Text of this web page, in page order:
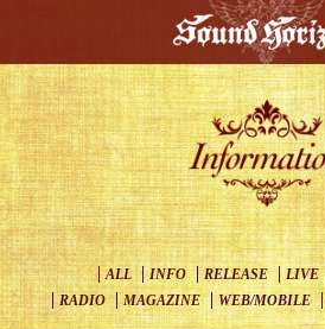
ALL INFO RELEASE LIVE
RADIO
MAGAZINE WEB/MOBILE